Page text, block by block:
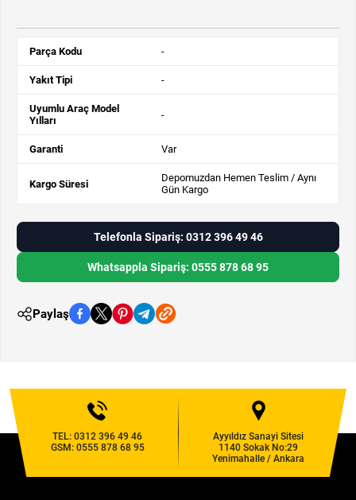
Parça Kodu -
Yakıt Tipi -
Uyumlu Araç Model
Yılları
-
Garanti Var
Kargo Süresi
Depomuzdan Hemen Teslim / Aynı
Gün Kargo
Telefonla Sipariş: 0312 396 49 46
Whatsappla Sipariş: 0555 878 68 95
Paylaş
TEL:0312 396 49 46
GSM: 0555 878 68 95
Ayyıldız Sanayi Sitesi
1140 Sokak No:29
Yenimahalle / Ankara